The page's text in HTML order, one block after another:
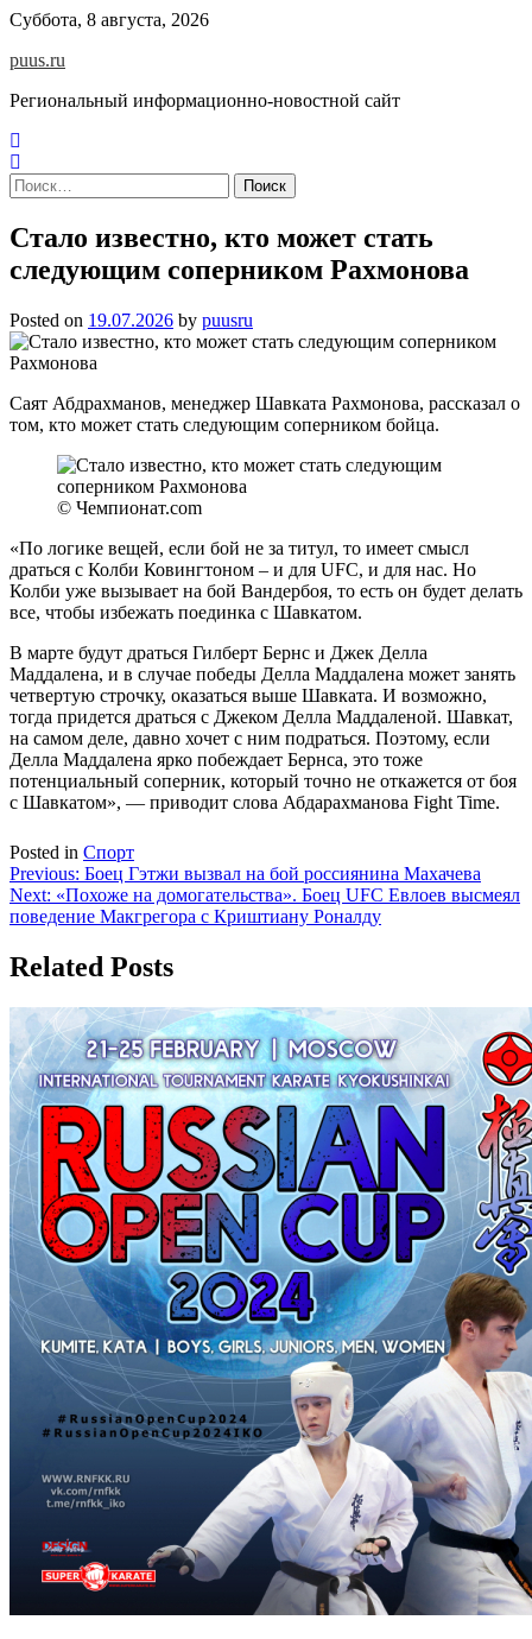
Skip
content
Суббота, 8 августа, 2026
puus.ru
Региональный информационно-новостной сайт
Найти:
Стало известно, кто может стать
следующим соперником Рахмонова
Posted on 19.07.2026 by puusru
Саят Абдрахманов, менеджер Шавката Рахмонова, рассказал о
том, кто может стать следующим соперником бойца.
© Чемпионат.com
«По логике вещей, если бой не за титул, то имеет смысл
драться с Колби Ковингтоном – и для UFC, и для нас. Но
Колби уже вызывает на бой Вандербоя, то есть он будет делать
все, чтобы избежать поединка с Шавкатом.
В марте будут драться Гилберт Бернс и Джек Делла
Маддалена, и в случае победы Делла Маддалена может занять
четвертую строчку, оказаться выше Шавката. И возможно,
тогда придется драться с Джеком Делла Маддаленой. Шавкат,
на самом деле, давно хочет с ним подраться. Поэтому, если
Делла Маддалена ярко побеждает Бернса, это тоже
потенциальный соперник, который точно не откажется от боя
с Шавкатом», — приводит слова Абдарахманова Fight Time.
Posted in Спорт
Навигация
по
Previous: Боец Гэтжи вызвал на бой россиянина Махачева
Next: «Похоже на домогательства». Боец UFC Евлоев высмеял
поведение Макгрегора с Криштиану Роналду
Related Posts